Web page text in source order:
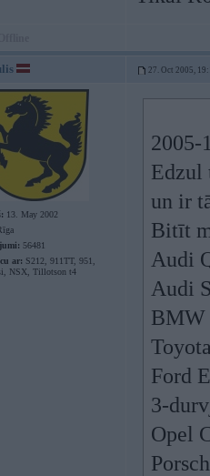
27. Oct 2005,
13. May 2002
56481
ar: S212, 911TT, 951,
NSX, Tillotson t4
2005-
Edzul
un ir
Bitīt
Audi
Audi
BMW
Ford
3-
Opel